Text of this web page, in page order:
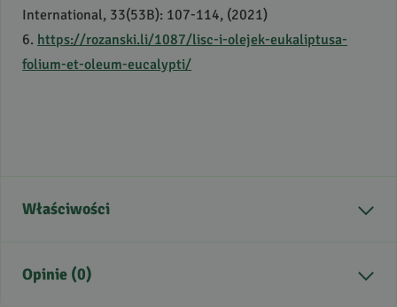
International, 33(53B): 107-114, (2021)
6. https://rozanski.li/1087/lisc-i-olejek-eukaliptusa-
folium-et-oleum-eucalypti/
Właściwości
Aromat
Opinie (0)